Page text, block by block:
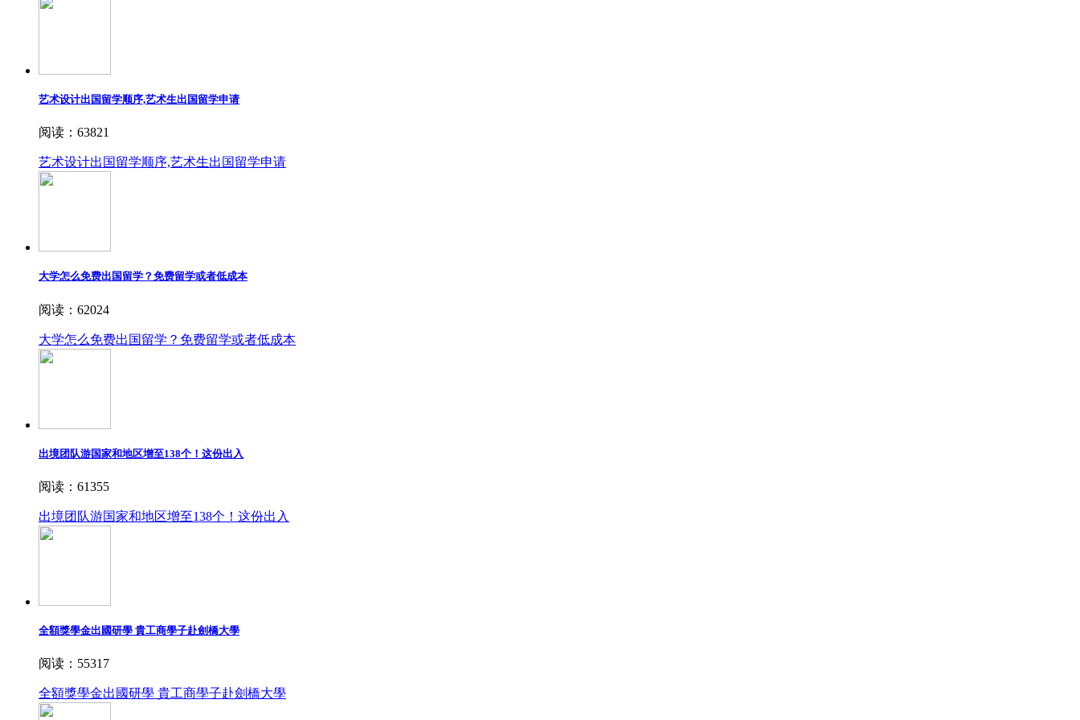
艺术设计出国留学顺序,艺术生出国留学申请
阅读：63821
艺术设计出国留学顺序,艺术生出国留学申请
大学怎么免费出国留学？免费留学或者低成本
阅读：62024
大学怎么免费出国留学？免费留学或者低成本
出境团队游国家和地区增至138个！这份出入
阅读：61355
出境团队游国家和地区增至138个！这份出入
全額獎學金出國研學 貴工商學子赴劍橋大學
阅读：55317
全額獎學金出國研學 貴工商學子赴劍橋大學